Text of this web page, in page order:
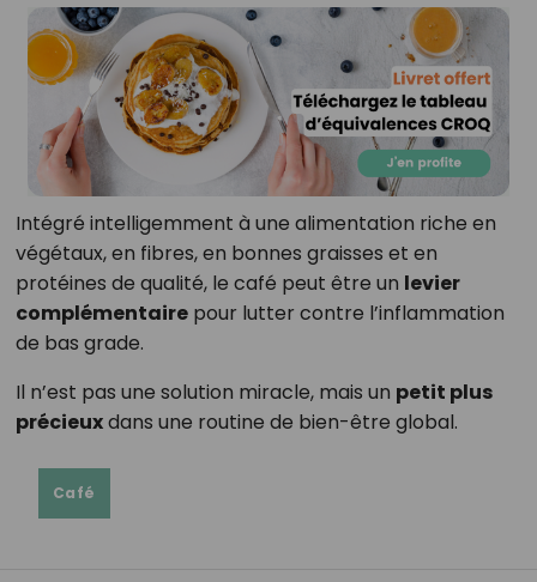
Intégré intelligemment à une alimentation riche en
végétaux, en fibres, en bonnes graisses et en
protéines de qualité, le café peut être un levier
complémentairepour lutter contre l’inflammation
de bas grade.
Il n’est pas une solution miracle, mais un petit plus
précieuxdans une routine de bien-être global.
Café